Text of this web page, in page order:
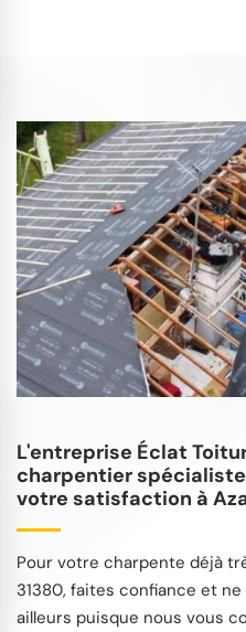
L'entreprise Éclat
charpentier
votre satisfaction à
Pour votre charpente déjà
31380, faites confiance et
ailleurs puisque nous vous